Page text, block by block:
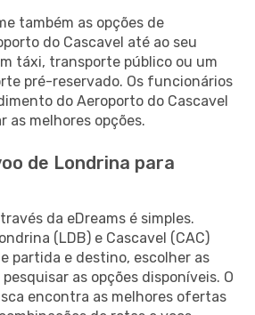
também as opções de
do Cascavel até ao seu
táxi, transporte público ou um
pré-reservado. Os funcionários
do Aeroporto do Cascavel
as melhores opções.
de Londrina para
da eDreams é simples.
(LDB) e Cascavel (CAC)
partida e destino, escolher as
as opções disponíveis. O
encontra as melhores ofertas